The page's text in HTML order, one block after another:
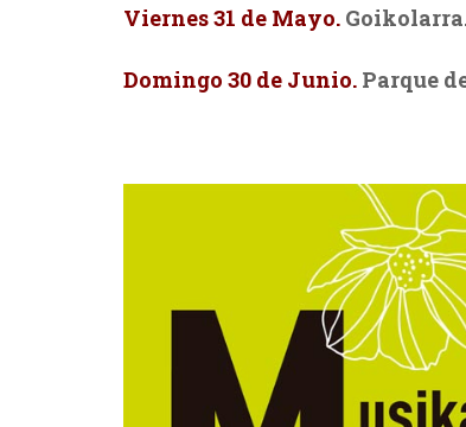
Viernes 31 de Mayo.
Domingo 30 de Junio. Parque